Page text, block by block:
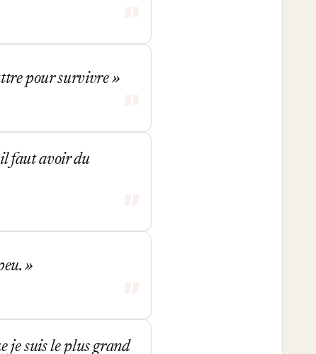
pour survivre
faut avoir du
je suis le plus grand